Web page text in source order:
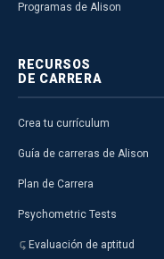
Programas de Alison
RECURSOS
DE CARRERA
Crea tu currículum
Guía de carreras de Alison
Plan de Carrera
Psychometric Tests
Evaluación de aptitud